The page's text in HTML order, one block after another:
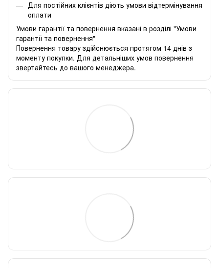
Для постійних клієнтів діють умови відтермінування
оплати
Умови гарантії та повернення вказані в розділі "Умови
гарантії та повернення"
Повернення товару здійснюється протягом 14 днів з
моменту покупки. Для детальніших умов повернення
звертайтесь до вашого менеджера.